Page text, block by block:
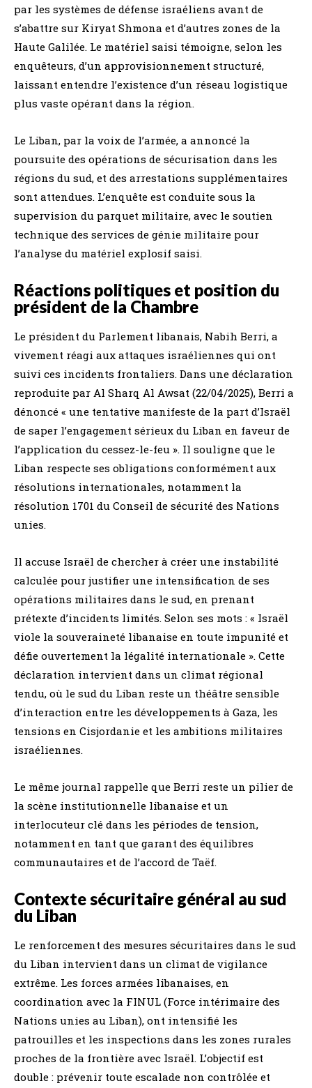
par les systèmes de défense israéliens avant de
s’abattre sur Kiryat Shmona et d’autres zones de la
Haute Galilée. Le matériel saisi témoigne, selon les
enquêteurs, d’un approvisionnement structuré,
laissant entendre l’existence d’un réseau logistique
plus vaste opérant dans la région.
Le Liban, par la voix de l’armée, a annoncé la
poursuite des opérations de sécurisation dans les
régions du sud, et des arrestations supplémentaires
sont attendues. L’enquête est conduite sous la
supervision du parquet militaire, avec le soutien
technique des services de génie militaire pour
l’analyse du matériel explosif saisi.
Réactions politiques et position du
président de la Chambre
Le président du Parlement libanais, Nabih Berri, a
vivement réagi aux attaques israéliennes qui ont
suivi ces incidents frontaliers. Dans une déclaration
reproduite par Al Sharq Al Awsat (22/04/2025), Berri a
dénoncé « une tentative manifeste de la part d’Israël
de saper l’engagement sérieux du Liban en faveur de
l’application du cessez-le-feu ». Il souligne que le
Liban respecte ses obligations conformément aux
résolutions internationales, notamment la
résolution 1701 du Conseil de sécurité des Nations
unies.
Il accuse Israël de chercher à créer une instabilité
calculée pour justifier une intensification de ses
opérations militaires dans le sud, en prenant
prétexte d’incidents limités. Selon ses mots : « Israël
viole la souveraineté libanaise en toute impunité et
défie ouvertement la légalité internationale ». Cette
déclaration intervient dans un climat régional
tendu, où le sud du Liban reste un théâtre sensible
d’interaction entre les développements à Gaza, les
tensions en Cisjordanie et les ambitions militaires
israéliennes.
Le même journal rappelle que Berri reste un pilier de
la scène institutionnelle libanaise et un
interlocuteur clé dans les périodes de tension,
notamment en tant que garant des équilibres
communautaires et de l’accord de Taëf.
Contexte sécuritaire général au sud
du Liban
Le renforcement des mesures sécuritaires dans le sud
du Liban intervient dans un climat de vigilance
extrême. Les forces armées libanaises, en
coordination avec la FINUL (Force intérimaire des
Nations unies au Liban), ont intensifié les
patrouilles et les inspections dans les zones rurales
proches de la frontière avec Israël. L’objectif est
double : prévenir toute escalade non contrôlée et